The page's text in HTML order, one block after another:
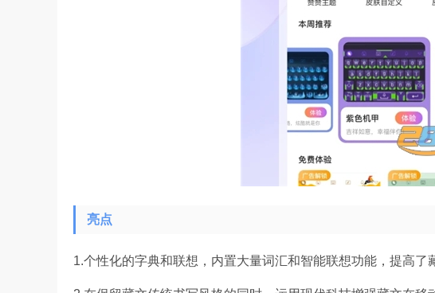
亮点
1.个性化的字典和联想，内置大量词汇和智能联想功能，提高了